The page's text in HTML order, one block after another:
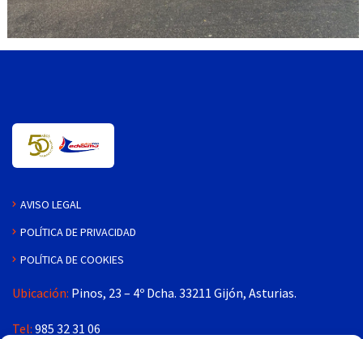
AVISO LEGAL
POLÍTICA DE PRIVACIDAD
POLÍTICA DE COOKIES
Ubicación: Pinos, 23 – 4º Dcha. 33211 Gijón, Asturias.
Tel: 985 32 31 06